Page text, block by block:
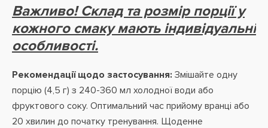
Важливо! Склад та розмір порції у
кожного смаку мають індивідуальні
особливості.
Рекомендації щодо застосування: Змішайте одну
порцію (4,5 г) з 240-360 мл холодної води або
фруктового соку. Оптимальний час прийому вранці або
20 хвилин до початку тренування. Щоденне